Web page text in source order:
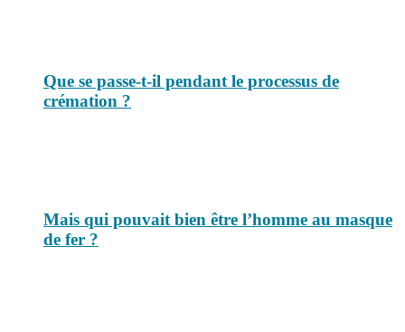
Que se passe-t-il pendant le processus de
crémation ?
Mais qui pouvait bien être l’homme au masque
de fer ?